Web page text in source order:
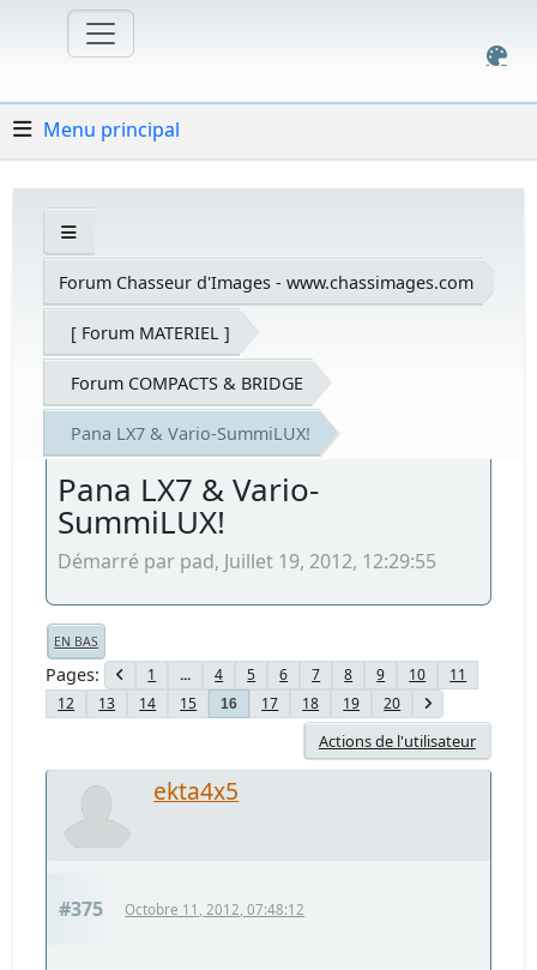
Menu principal
Forum Chasseur d'Images - www.chassimages.com
[ Forum MATERIEL ]
Forum COMPACTS & BRIDGE
Pana LX7 & Vario-SummiLUX!
Pana LX7 & Vario-
SummiLUX!
Démarré par pad, Juillet 19, 2012, 12:29:55
EN BAS
Pages 1 ... 4 5 6 7 8 9 10
11
12
13 14 15 16 17 18 19 20
Actions de l'utilisateur
ekta4x5
#375 Octobre 11, 2012, 07:48:12